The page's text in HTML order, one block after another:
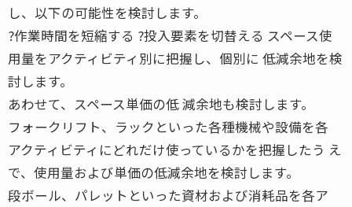
し、以下の可能性を検討します。
?作業時間を短縮する ?投入要素を切替える スペース使
用量をアクティビティ別に把握し、個別に 低減余地を検
討します。
あわせて、スペース単価の低 減余地も検討します。
フォークリフト、ラックといった各種機械や設備を各
アクティビティにどれだけ使っているかを把握したう え
で、使用量および単価の低減余地を検討します。
段ボール、パレットといった資材および消耗品を各ア